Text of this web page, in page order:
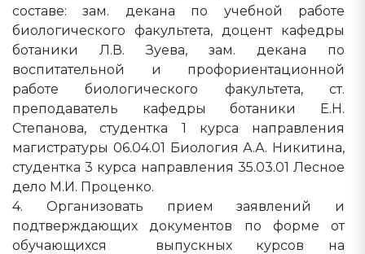
составе: зам. декана по учебной работе
биологического факультета, доцент кафедры
ботаники Л.В. Зуева, зам. декана по
воспитательной и профориентационной
работе биологического факультета, ст.
преподаватель кафедры ботаники Е.Н.
Степанова, студентка 1 курса направления
магистратуры 06.04.01 Биология А.А. Никитина,
студентка 3 курса направления 35.03.01 Лесное
дело М.И. Проценко.
4. Организовать прием заявлений и
подтверждающих документов по форме от
обучающихся выпускных курсов на